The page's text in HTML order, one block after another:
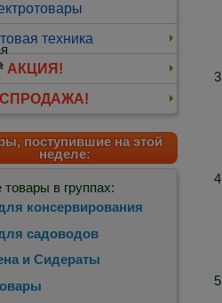
техника
АКЦИЯ!
поступившие на этой
неделе:
в группах:
консервирования
садоводов
и Сидераты
3
4
5